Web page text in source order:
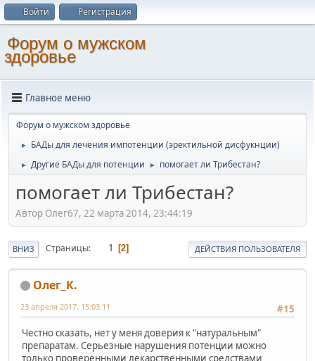
Войти Регистрация
Форум о мужском
здоровье
Главное меню
Форум о мужском здоровье
► БАДы для лечения импотенции (эректильной дисфукнции)
► Другие БАДы для потенции ► помогает ли Трибестан?
помогает ли Трибестан?
Автор Олег67, 22 марта 2014, 23:44:19
ВНИЗ Страницы 1 2 ДЕЙСТВИЯ ПОЛЬЗОВАТЕЛЯ
Олег_К.
#15
23 апреля 2017, 15:03:11
Честно сказать, нет у меня доверия к "натуральным"
препаратам. Серьезные нарушения потенции можно
только проверенными лекарственными средствами